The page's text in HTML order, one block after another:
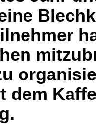
dem